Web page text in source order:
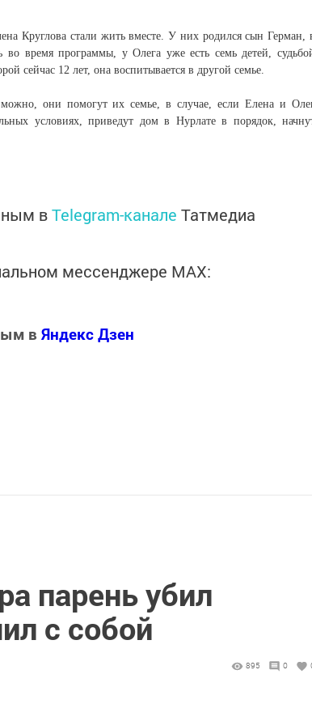
Круглова стали жить вместе. У них родился сын Герман,
во время программы, у Олега уже есть семь детей,
сейчас 12 лет, она воспитывается в другой семье.
они помогут их семье, в случае, если Елена и
условиях, приведут дом в Нурлате в порядок,
вTelegram-канале Татмедиа
мессенджере MАХ:
в Яндекс Дзен
парень убил
с собой
895 0